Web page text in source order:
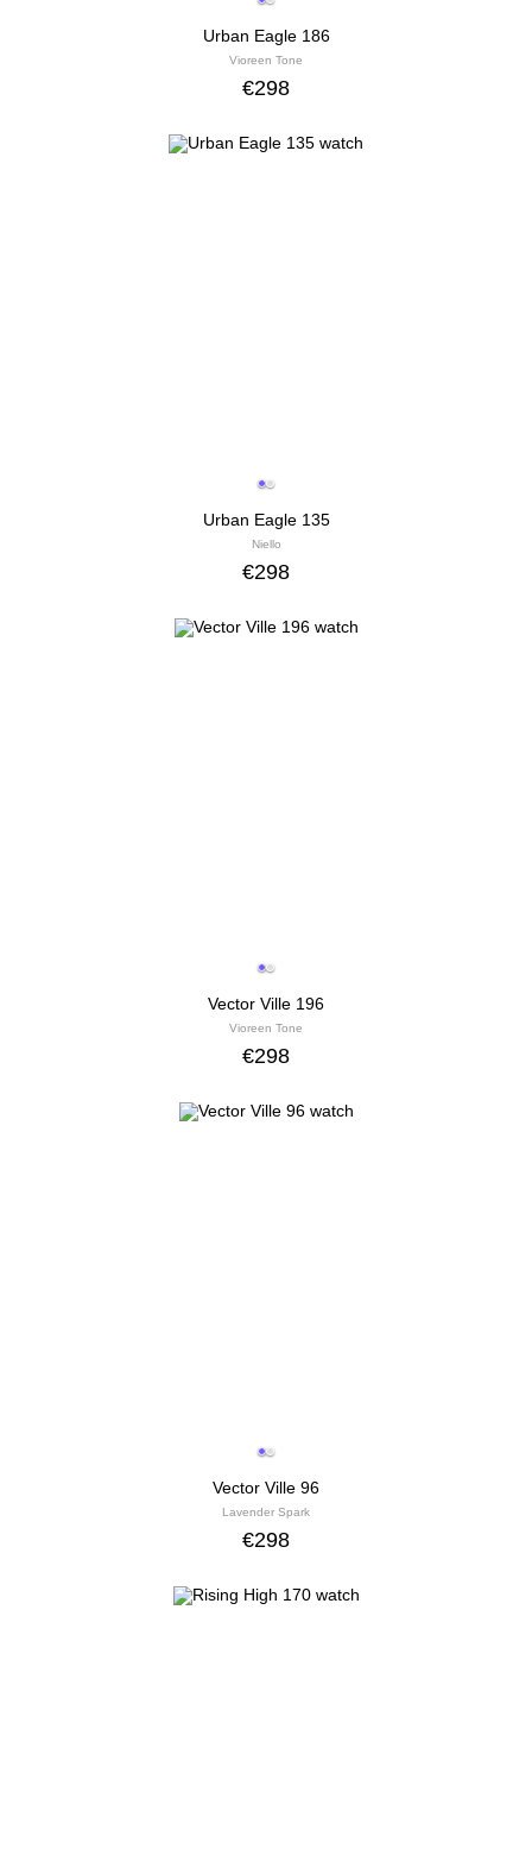
Urban Eagle 186
Vioreen Tone
€298
Urban Eagle 135
Niello
€298
Vector Ville 196
Vioreen Tone
€298
Vector Ville 96
Lavender Spark
€298